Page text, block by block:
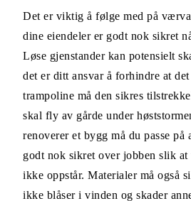
Det er viktig å følge med på
dine eiendeler er godt nok sikret
Løse gjenstander kan potensielt
det er ditt ansvar å forhindre at
trampoline må den sikres
skal fly av gårde under
renoverer et bygg må du passe på
godt nok sikret over jobben slik at
ikke oppstår. Materialer må også
ikke blåser i vinden og skader